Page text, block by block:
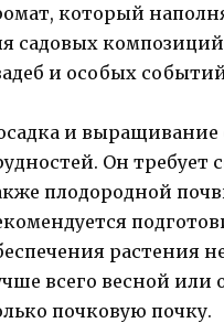
который
садовых
и особых
и выращивание
Он требует
плодородной
растения
всего весной или
почковую почку.